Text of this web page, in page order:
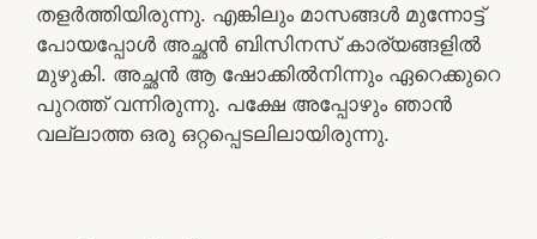
തളർത്തിയിരുന്നു. എങ്കിലും മാസങ്ങൾ മുന്നോട്ട്
പോയപ്പോൾ അച്ഛൻ ബിസിനസ് കാര്യങ്ങളിൽ
മുഴുകി. അച്ഛൻ ആ ഷോക്കിൽനിന്നും ഏറെക്കുറെ
പുറത്ത് വന്നിരുന്നു. പക്ഷേ അപ്പോഴും ഞാൻ
വല്ലാത്ത ഒരു ഒറ്റപ്പെടലിലായിരുന്നു.